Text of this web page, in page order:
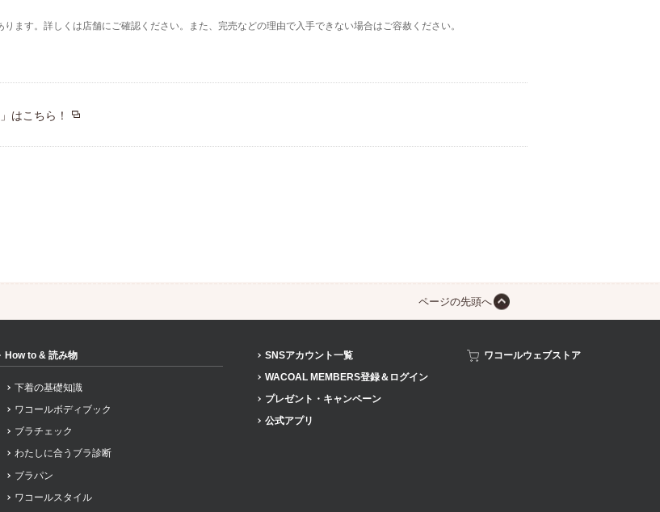
ます。詳しくは店舗にご確認ください。また、完売などの理由で入手できない場合はご容赦ください。
はこちら！
ページの先頭へ
How to & 読み物
下着の基礎知識
ワコールボディブック
ブラチェック
わたしに合うブラ診断
ブラパン
ワコールスタイル
SNSアカウント一覧
WACOAL MEMBERS登録＆ログイン
プレゼント・キャンペーン
公式アプリ
ワコールウェブストア